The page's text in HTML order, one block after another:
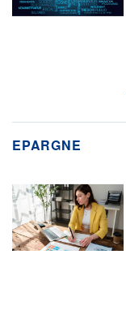
EPARGNE